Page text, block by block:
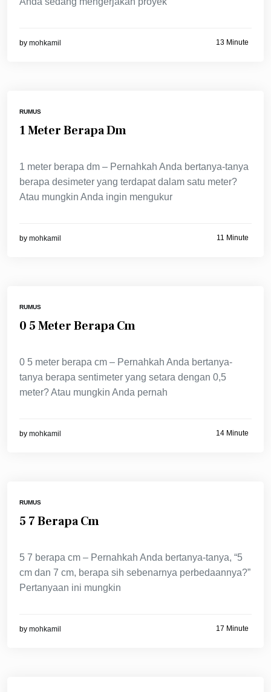
by mohkamil 13 Minute
RUMUS
1 Meter Berapa Dm
1 meter berapa dm – Pernahkah Anda bertanya-tanya
berapa desimeter yang terdapat dalam satu meter?
Atau mungkin Anda ingin mengukur
by mohkamil 11 Minute
RUMUS
0 5 Meter Berapa Cm
0 5 meter berapa cm – Pernahkah Anda bertanya-
tanya berapa sentimeter yang setara dengan 0,5
meter? Atau mungkin Anda pernah
by mohkamil 14 Minute
RUMUS
5 7 Berapa Cm
5 7 berapa cm – Pernahkah Anda bertanya-tanya, “5
cm dan 7 cm, berapa sih sebenarnya perbedaannya?”
Pertanyaan ini mungkin
by mohkamil 17 Minute